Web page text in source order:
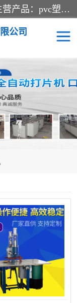
常州联宇机电自动化科技有限公司主营产品：pvc塑料焊机、高频热合机、软膜天花压边机、服装布料凹凸压花机、布料3d压印设备、服装植胶设备、超声波布料花边机、无纺布热合机、全自动压花机。
公司
合机
边机
机压标机
凹凸压花机
波打片成型机
成型机